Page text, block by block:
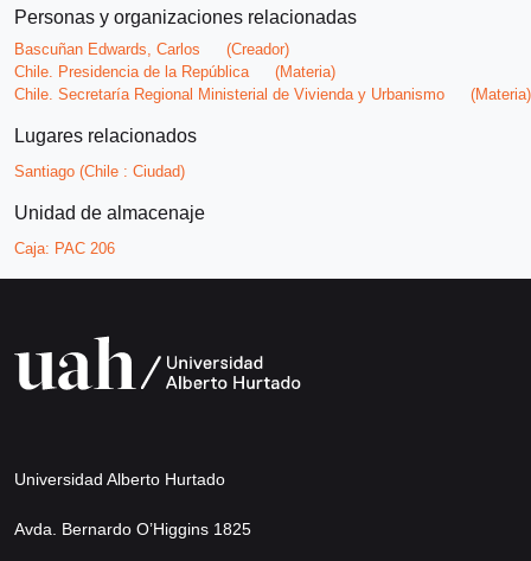
Personas y organizaciones relacionadas
Bascuñan Edwards, Carlos
(Creador)
Chile. Presidencia de la República
(Materia)
Chile. Secretaría Regional Ministerial de Vivienda y Urbanismo
(Materia)
Lugares relacionados
Santiago (Chile : Ciudad)
Unidad de almacenaje
Caja: PAC 206
Universidad Alberto Hurtado
Avda. Bernardo O’Higgins 1825